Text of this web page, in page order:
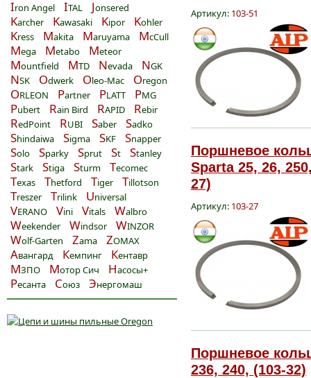
Iron Angel ITAL Jonsered
Karcher Kawasaki Kipor Kohler
Kress Makita Maruyama McCull
Mega Metabo Meteor
Mountfield MTD Nevada NGK
NSK Odwerk Oleo-Mac Oregon
ORLEON Partner PLATT PMG
Pubert Rain Bird RAPID Rebir
RedPoint RUBI Saber Sadko
Shindaiwa Sigma SKF Snapper
Solo Sparky Sprut St Stanley
Stark Stiga Sturm Tecomec
Texas Thetford Tiger Tillotson
Treszer Trilink Universal
VERANO Vini Vitals Walbro
Weekender Windsor WINZOR
Wolf-Garten Zama ZOMAX
Авангард Кемпинг Кентавр
МЗПО Мотор Сич Насосы+
Ресанта Союз Энергомаш
Артикул: 103-51
Поршневое
Sparta 25, 26,
27)
Артикул: 103-27
Поршневое
236, 240, (103-32)